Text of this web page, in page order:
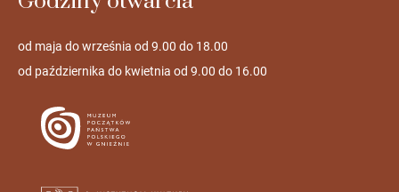
od maja do września od 9.00 do 18.00
od października do kwietnia od 9.00 do 16.00